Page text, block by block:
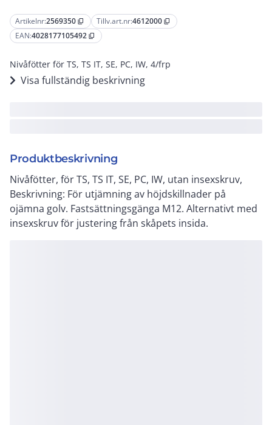
Artikelnr:2569350 content_copy Tillv.art.nr:4612000 content_copy
EAN:4028177105492 content_copy
Nivåfötter för TS, TS IT, SE, PC, IW, 4/frp
Visa fullständig beskrivning
Produktbeskrivning
Nivåfötter, för TS, TS IT, SE, PC, IW, utan insexskruv,
Beskrivning: För utjämning av höjdskillnader på
ojämna golv. Fastsättningsgänga M12. Alternativt med
insexskruv för justering från skåpets insida.